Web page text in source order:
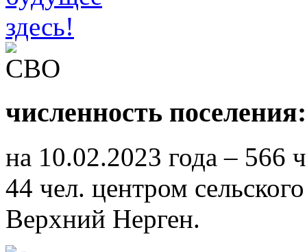
численность поселения:
на 10.02.2023 года – 566
44 чел. центром
Верхний Нерген.